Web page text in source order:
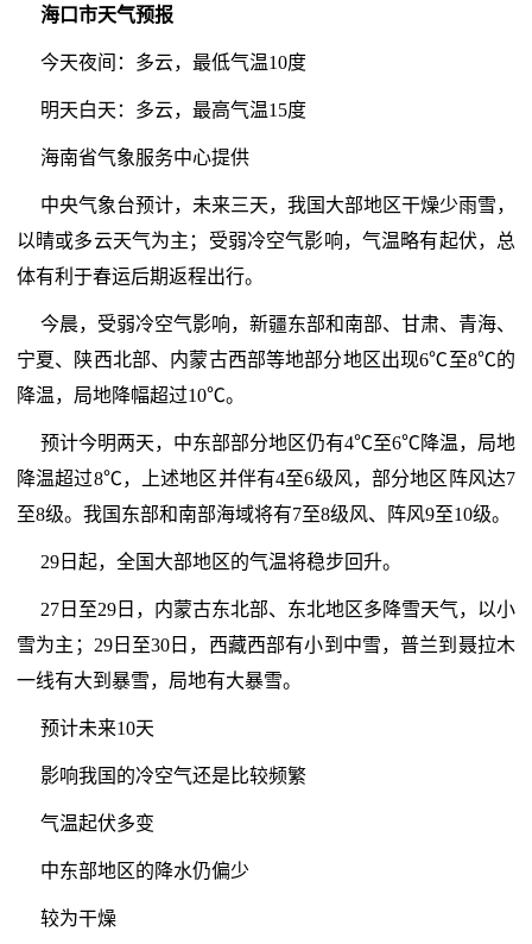
海口市天气预报
今天夜间：多云，最低气温10度
明天白天：多云，最高气温15度
海南省气象服务中心提供
中央气象台预计，未来三天，我国大部地区干燥少雨雪，
以晴或多云天气为主；受弱冷空气影响，气温略有起伏，总
体有利于春运后期返程出行。
今晨，受弱冷空气影响，新疆东部和南部、甘肃、青海、
宁夏、陕西北部、内蒙古西部等地部分地区出现6℃至8℃的
降温，局地降幅超过10℃。
预计今明两天，中东部部分地区仍有4℃至6℃降温，局地
降温超过8℃，上述地区并伴有4至6级风，部分地区阵风达7
至8级。我国东部和南部海域将有7至8级风、阵风9至10级。
29日起，全国大部地区的气温将稳步回升。
27日至29日，内蒙古东北部、东北地区多降雪天气，以小
雪为主；29日至30日，西藏西部有小到中雪，普兰到聂拉木
一线有大到暴雪，局地有大暴雪。
预计未来10天
影响我国的冷空气还是比较频繁
气温起伏多变
中东部地区的降水仍偏少
较为干燥